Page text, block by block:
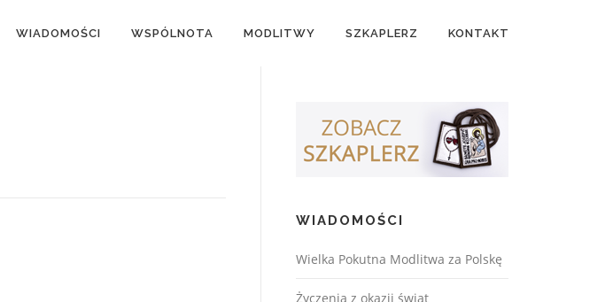
WIADOMOŚCI WSPÓLNOTA MODLITWY SZKAPLERZ KONTAKT
WIADOMOŚCI
Wielka Pokutna Modlitwa za Polskę
Życzenia z okazji świąt